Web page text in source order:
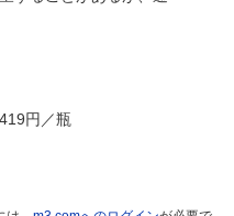
円／瓶